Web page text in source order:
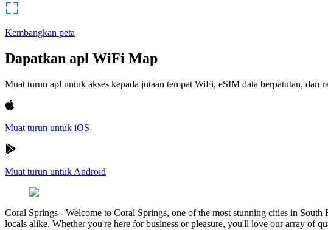
Kembangkan peta
Dapatkan apl WiFi Map
Muat turun apl untuk akses kepada jutaan tempat WiFi, eSIM data berpatutan,
Muat turun untuk iOS
Muat turun untuk Android
Coral Springs - Welcome to Coral Springs, one of the most stunning cities in
locals alike. Whether you're here for business or pleasure, you'll love our array of